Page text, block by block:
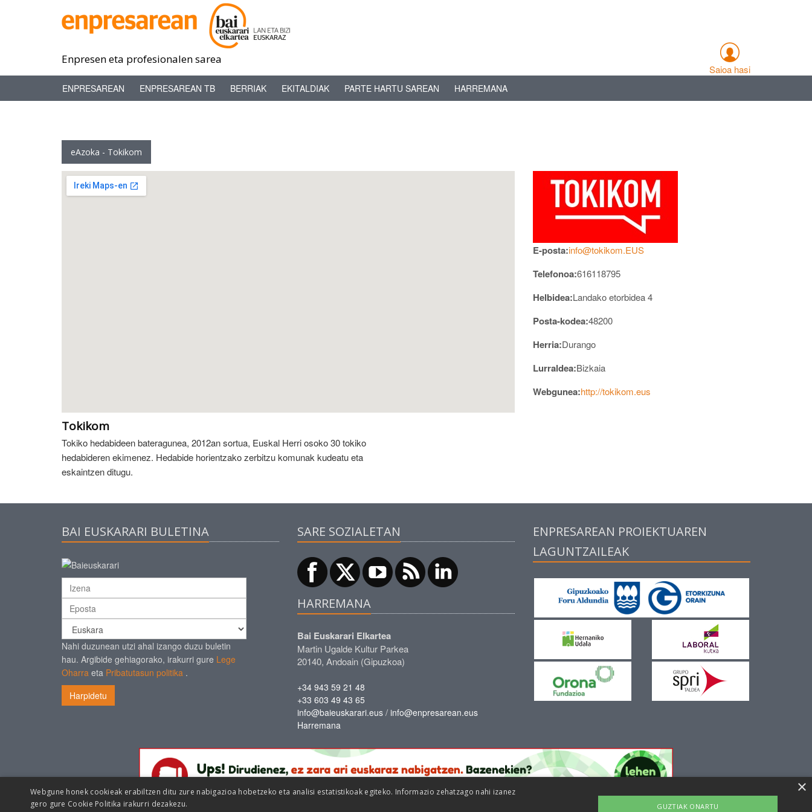
Enpresen eta profesionalen sarea
Saioa hasi
ENPRESAREAN ENPRESAREAN TB BERRIAK EKITALDIAK PARTE HARTU SAREAN HARREMANA
eAzoka - Tokikom
Tokikom
Tokiko hedabideen bateragunea, 2012an sortua, Euskal Herri osoko 30 tokiko
hedabideren ekimenez. Hedabide horientzako zerbitzu komunak kudeatu eta
eskaintzen ditugu.
E-posta:info@tokikom.EUS
Telefonoa:616118795
Helbidea:Landako etorbidea 4
Posta-kodea:48200
Herria:Durango
Lurraldea:Bizkaia
Webgunea:http://tokikom.eus
BAI EUSKARARI BULETINA
Nahi duzunean utzi ahal izango duzu buletin
hau. Argibide gehiagorako, irakurri gure Lege
Oharra eta Pribatutasun politika .
Harpidetu
SARE SOZIALETAN
HARREMANA
Bai Euskarari Elkartea
Martin Ugalde Kultur Parkea
20140, Andoain (Gipuzkoa)
+34 943 59 21 48
+33 603 49 43 65
info@baieuskarari.eus / info@enpresarean.eus
Harremana
ENPRESAREAN PROIEKTUAREN
LAGUNTZAILEAK
×
Webgune honek cookieak erabiltzen ditu zure nabigazioa hobetzeko eta analisi estatistikoak egiteko. Informazio zehatzago nahi izanez
gero gure Cookie Politika irakurri dezakezu. GUZTIAK ONARTU